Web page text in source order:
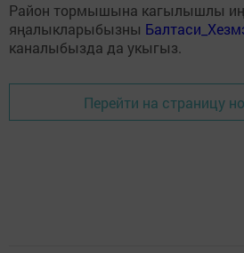
Район тормышына кагылышлы
яңалыкларыбызны
каналыбызда да укыгыз.
Перейти на страницу